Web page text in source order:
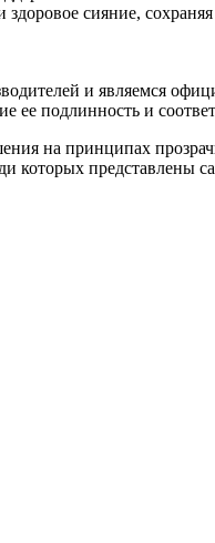
сияние,
и являемся
ее подлинность и
на принципах
которых